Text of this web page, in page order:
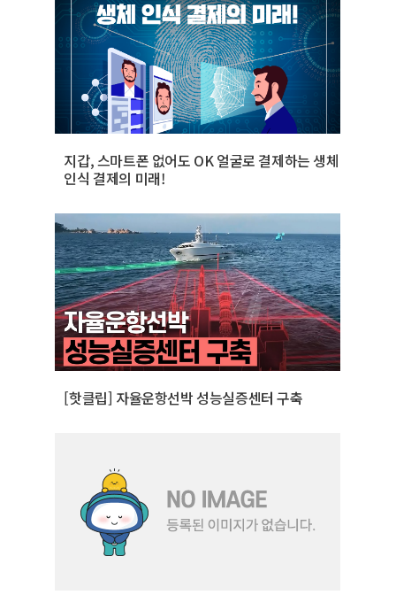
지갑, 스마트폰 없어도 OK 얼굴로 결제하는 생체
인식 결제의 미래!
[핫클립] 자율운항선박 성능실증센터 구축